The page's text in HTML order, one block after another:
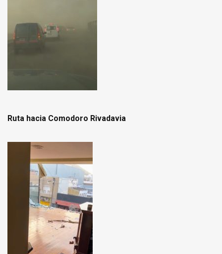
Ruta hacia Comodoro Rivadavia